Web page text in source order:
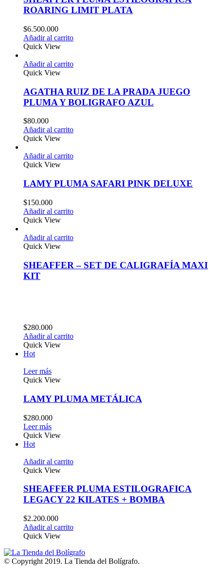
ROARING LIMIT PLATA
$6.500.000
Añadir al carrito
Quick View
Añadir al carrito
Quick View
AGATHA RUIZ DE LA PRADA JUEGO
PLUMA Y BOLIGRAFO AZUL
$80.000
Añadir al carrito
Quick View
Añadir al carrito
Quick View
LAMY PLUMA SAFARI PINK DELUXE
$150.000
Añadir al carrito
Quick View
Añadir al carrito
Quick View
SHEAFFER – SET DE CALIGRAFÍA MAXI
KIT
$280.000
Añadir al carrito
Quick View
Hot
Leer más
Quick View
LAMY PLUMA METÁLICA
$280.000
Leer más
Quick View
Hot
Añadir al carrito
Quick View
SHEAFFER PLUMA ESTILOGRAFICA
LEGACY 22 KILATES + BOMBA
$2.200.000
Añadir al carrito
Quick View
© Copyright 2019. La Tienda del Bolígrafo.